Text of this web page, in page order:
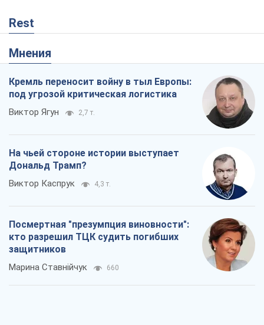
Rest
Мнения
Кремль переносит войну в тыл Европы:
под угрозой критическая логистика
Виктор Ягун 2,7 т.
На чьей стороне истории выступает
Дональд Трамп?
Виктор Каспрук 4,3 т.
Посмертная "презумпция виновности":
кто разрешил ТЦК судить погибших
защитников
Марина Ставнійчук 660